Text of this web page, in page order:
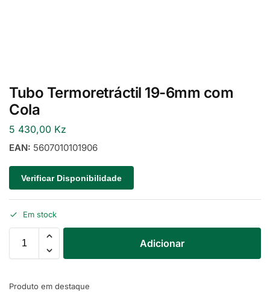
Tubo Termoretráctil 19-6mm com
Cola
5 430,00 Kz
EAN: 5607010101906
Verificar Disponibilidade
Em stock
Adicionar
Produto em destaque